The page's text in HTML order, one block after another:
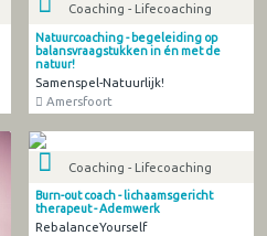
Coaching - Lifecoaching
Natuurcoaching - begeleiding op
balansvraagstukken in én met de
natuur!
Samenspel-Natuurlijk!
Amersfoort
Coaching - Lifecoaching
Burn-out coach - lichaamsgericht
therapeut - Ademwerk
RebalanceYourself